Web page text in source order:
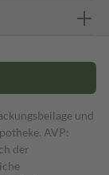
und
AVP:
der